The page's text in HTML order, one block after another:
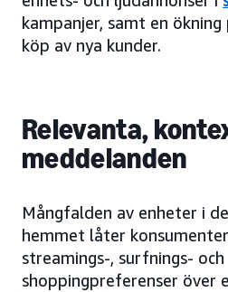
kampanjer, samt en
köp av nya kunder.
Relevanta,
meddelanden
Mångfalden av enheter i
hemmet låter
streamings-, surfnings- och
shoppingpreferenser över